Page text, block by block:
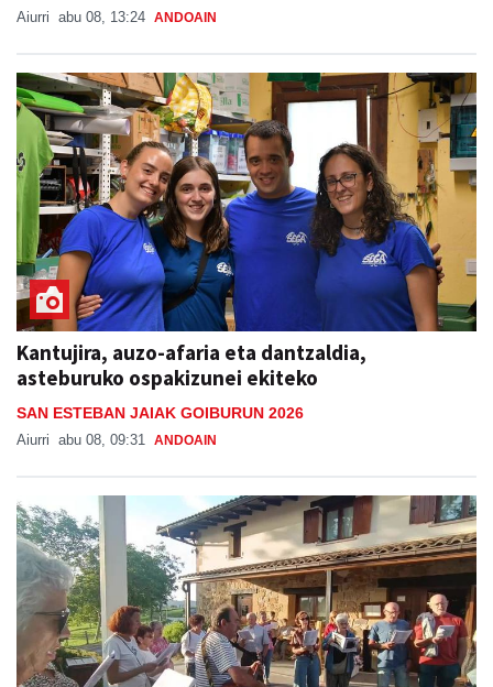
Aiurri abu 08, 13:24 ANDOAIN
Kantujira, auzo-afaria eta dantzaldia,
asteburuko ospakizunei ekiteko
SAN ESTEBAN JAIAK GOIBURUN 2026
Aiurri abu 08, 09:31 ANDOAIN